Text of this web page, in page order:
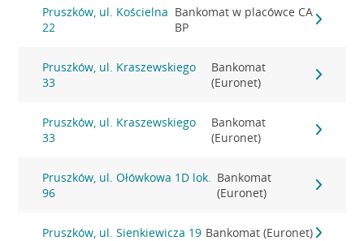
Pruszków, ul. Kościelna
22
Bankomat w placówce CA
BP
Pruszków, ul. Kraszewskiego
33
Bankomat
(Euronet)
Pruszków, ul. Kraszewskiego
33
Bankomat
(Euronet)
Pruszków, ul. Ołówkowa 1D lok.
96
Bankomat
(Euronet)
Pruszków, ul. Sienkiewicza 19 Bankomat (Euronet)